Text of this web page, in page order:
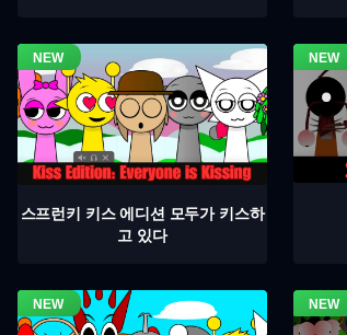
스프런키 키스 에디션 모두가 키스하
고 있다